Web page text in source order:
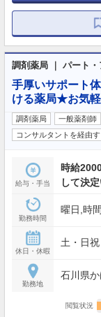
調剤薬局 ｜ パート・
手厚いサポート
ける薬局★お気
調剤薬局 一般薬剤師
コンサルタントを経由す
給与・手当
時給
して決
勤務時間
曜日,時
休日・休暇
土・日祝
勤務地
石川県
閲覧状況